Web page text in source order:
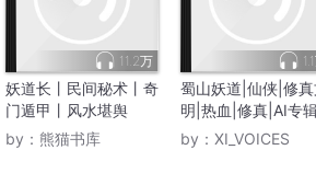
11.2万
妖道长丨民间秘术丨奇
门遁甲丨风水堪舆
by： 熊猫书库
蜀山妖道|仙侠|修真
明|热血|修真|AI专
by： XI_VOICES